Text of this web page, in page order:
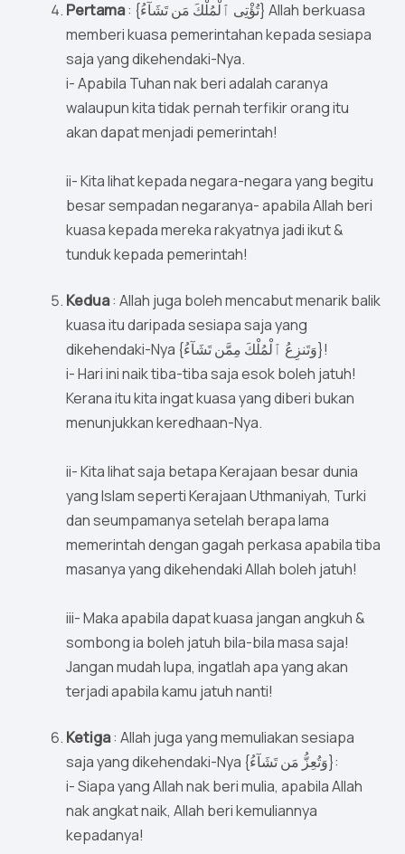
Pertama: {تُؤْتِى ٱلْمُلْكَ مَن تَشَآءُ} Allah berkuasa
memberi kuasa pemerintahan kepada sesiapa
saja yang dikehendaki-Nya.
i- Apabila Tuhan nak beri adalah caranya
walaupun kita tidak pernah terfikir orang itu
akan dapat menjadi pemerintah!
ii- Kita lihat kepada negara-negara yang begitu
besar sempadan negaranya- apabila Allah beri
kuasa kepada mereka rakyatnya jadi ikut &
tunduk kepada pemerintah!
Kedua: Allah juga boleh mencabut menarik balik
kuasa itu daripada sesiapa saja yang
dikehendaki-Nya {وَتَنزِعُ ٱلْمُلْكَ مِمَّن تَشَآءُ}!
i- Hari ini naik tiba-tiba saja esok boleh jatuh!
Kerana itu kita ingat kuasa yang diberi bukan
menunjukkan keredhaan-Nya.
ii- Kita lihat saja betapa Kerajaan besar dunia
yang Islam seperti Kerajaan Uthmaniyah, Turki
dan seumpamanya setelah berapa lama
memerintah dengan gagah perkasa apabila tiba
masanya yang dikehendaki Allah boleh jatuh!
iii- Maka apabila dapat kuasa jangan angkuh &
sombong ia boleh jatuh bila-bila masa saja!
Jangan mudah lupa, ingatlah apa yang akan
terjadi apabila kamu jatuh nanti!
Ketiga: Allah juga yang memuliakan sesiapa
saja yang dikehendaki-Nya {وَتُعِزُّ مَن تَشَآءُ}:
i- Siapa yang Allah nak beri mulia, apabila Allah
nak angkat naik, Allah beri kemuliannya
kepadanya!